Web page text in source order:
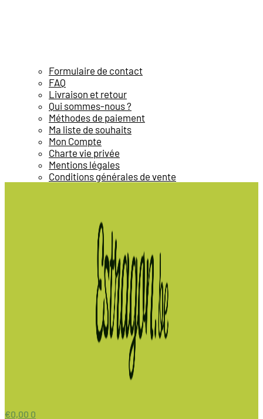
Formulaire de contact
FAQ
Livraison et retour
Qui sommes-nous ?
Méthodes de paiement
Ma liste de souhaits
Mon Compte
Charte vie privée
Mentions légales
Conditions générales de vente
€0,00 0